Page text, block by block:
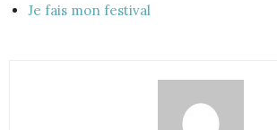
Je fais mon festival